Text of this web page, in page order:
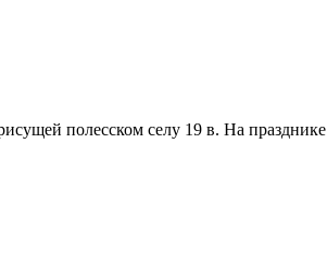
полесском селу 19 в. На